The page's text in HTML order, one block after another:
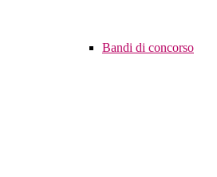
Bandi di concorso